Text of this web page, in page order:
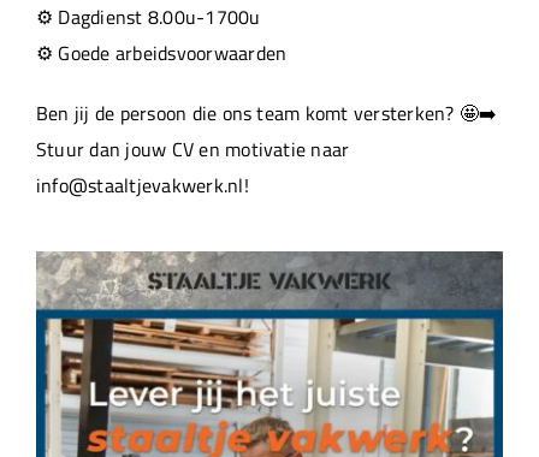
⚙️ Dagdienst 8.00u-1700u
⚙️ Goede arbeidsvoorwaarden
Ben jij de persoon die ons team komt versterken? 🤩➡️
Stuur dan jouw CV en motivatie naar
info@staaltjevakwerk.nl!